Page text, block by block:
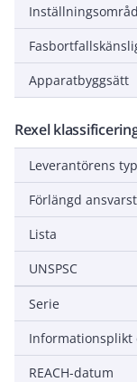
Apparatbyggsätt
Rexel
Lista
UNSPSC
Serie
REACH-datum